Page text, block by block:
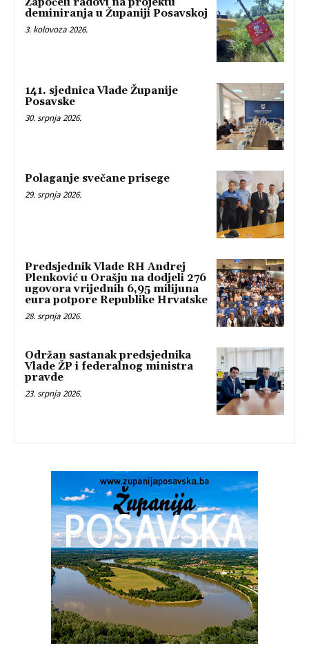
deminiranja u Županiji Posavskoj
3. kolovoza 2026.
141. sjednica Vlade Županije
Posavske
30. srpnja 2026.
Polaganje svečane prisege
29. srpnja 2026.
Predsjednik Vlade RH Andrej
Plenković u Orašju na dodjeli 276
ugovora vrijednih 6,95 milijuna
eura potpore Republike Hrvatske
28. srpnja 2026.
Održan sastanak predsjednika
Vlade ŽP i federalnog ministra
pravde
23. srpnja 2026.